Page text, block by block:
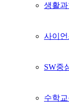
생활
사이
SW중
수학